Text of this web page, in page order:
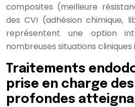
composites (meilleure
des CVI (adhésion chimique,
représentent une option
nombreuses situations
Traitements
prise en charge
profondes